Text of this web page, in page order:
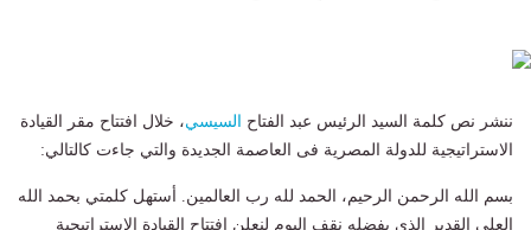
ننشر نص كلمة السيد الرئيس عبد الفتاح السيسي، خلال افتتاح مقر القيادة
الاستراتيجية للدولة المصرية فى العاصمة الجديدة والتي جاءت كالتالي:
بسم الله الرحمن الرحيم، الحمد لله رب العالمين. أستهل كلمتي بحمد الله
العلي القدير الذي بفضله نقف اليوم لنعلن افتتاح القيادة الاستراتيجية